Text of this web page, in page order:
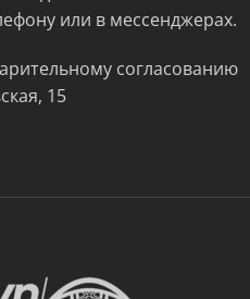
или в мессенджерах.
согласованию
15